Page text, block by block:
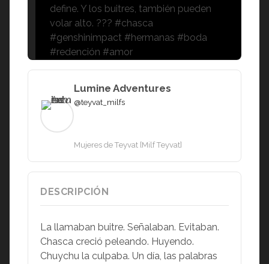
define. Y los buitres, también pueden
volar alto. ??? #chasca
#genshinimpact #hermanas #boda
#redención #amor
Lumine Adventures
@teyvat_milfs
Mujeres de Teyvat [Milf Teyvat]
DESCRIPCIÓN
La llamaban buitre. Señalaban. Evitaban.
Chasca creció peleando. Huyendo.
Chuychu la culpaba. Un día, las palabras